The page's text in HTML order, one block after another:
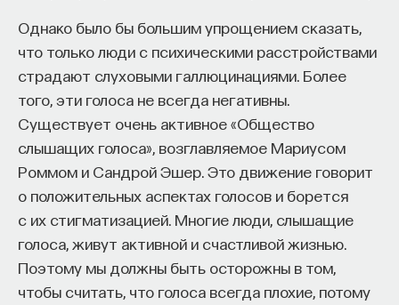
Однако было бы большим упрощением сказать,
что только люди с психическими расстройствами
страдают слуховыми галлюцинациями. Более
того, эти голоса не всегда негативны.
Существует очень активное «Общество
слышащих голоса», возглавляемое Мариусом
Роммом и Сандрой Эшер. Это движение говорит
о положительных аспектах голосов и борется
с их стигматизацией. Многие люди, слышащие
голоса, живут активной и счастливой жизнью.
Поэтому мы должны быть осторожны в том,
чтобы считать, что голоса всегда плохие, потому
«Мыслить как учёный» — подкаст основателя
ПостНауки Ивара Максутова о людях, которые
меняют мир. В каждом выпуске — разговоры
с исследователями, предпринимателями,
инвесторами и изобретателями. За десятки
эпизодов Ивар обсудил большие языковые
модели вместе с Михаилом Бурцевым, цифровые
данные в фармацевтике с Ириной Ефименко,
агротехнологии с Михаилом Тавером и много
других тем — от коучинга до фармакогенетики.
В будущих выпусках их список будет только
расширяться — слушайте подкаст наYouTube
Яндекс Музыке,Apple Podcasts,VK иSpotify .